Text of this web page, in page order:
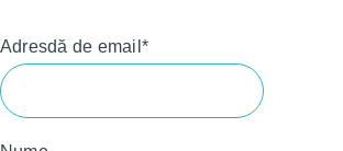
Adresdă de email*